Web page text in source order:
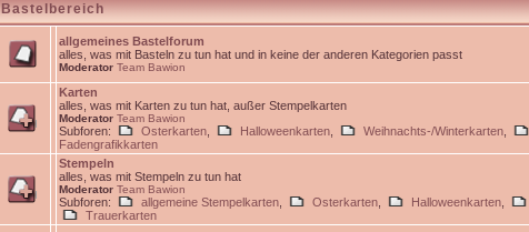
Bastelbereich
allgemeines Bastelforum
alles, was mit Basteln zu tun hat und in keine der anderen Kategorien passt
Moderator Team Bawion
Karten
alles, was mit Karten zu tun hat, außer Stempelkarten
Moderator Team Bawion
Subforen: Osterkarten Halloweenkarten Weihnachts-/Winterkarten
Fadengrafikkarten
Stempeln
alles, was mit Stempeln zu tun hat
Moderator Team Bawion
Subforen: allgemeine Stempelkarten Osterkarten Halloweenkarten
Trauerkarten